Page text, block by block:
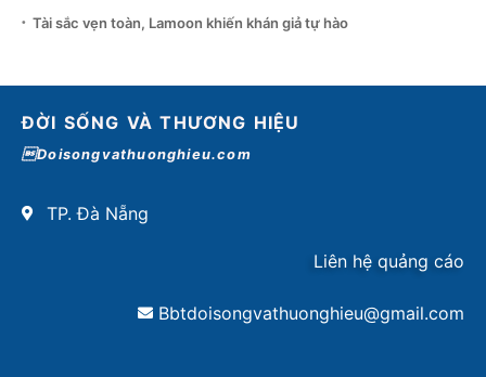
Tài sắc vẹn toàn, Lamoon khiến khán giả tự hào
ĐỜI SỐNG VÀ THƯƠNG HIỆU
Doisongvathuonghieu.com
TP. Đà Nẵng
Liên hệ quảng cáo
Bbtdoisongvathuonghieu@gmail.com